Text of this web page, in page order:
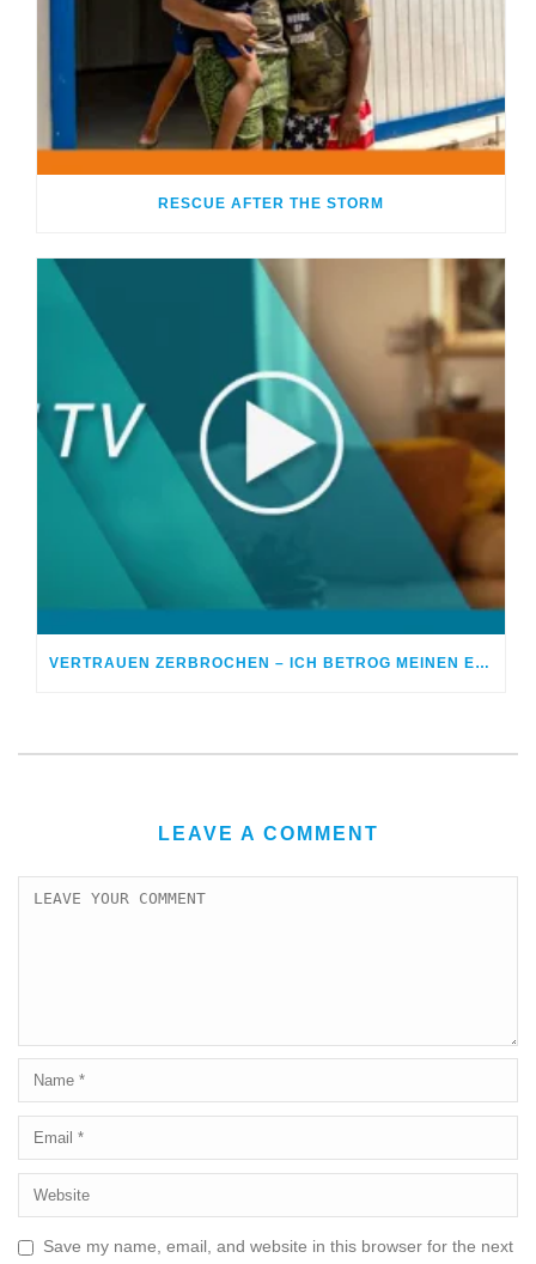
RESCUE AFTER THE STORM
VERTRAUEN ZERBROCHEN – ICH BETROG MEINEN EHEPARTNER
LEAVE A COMMENT
Save my name, email, and website in this browser for the next